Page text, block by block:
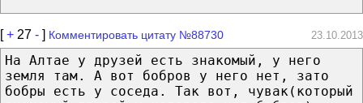
[+ 27 - ] Комментировать цитату №88730 23.10.2013
На Алтае у друзей есть знакомый, у него
земля там. А вот бобров у него нет, зато
бобры есть у соседа. Так вот, чувак(который